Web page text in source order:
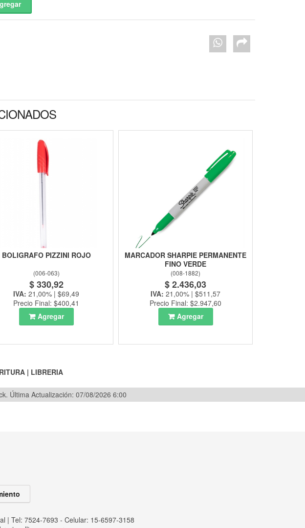
BOLIGRAFO PIZZINI ROJO
(006-063)
$ 330,92
IVA: 21,00% | $69,49
Precio Final: $400,41
Agregar
MARCADOR SHARPIE PERMANENTE
FINO VERDE
(008-1882)
$ 2.436,03
IVA: 21,00% | $511,57
Precio Final: $2.947,60
Agregar
| LIBRERIA
Última Actualización: 07/08/2026 6:00
| Tel: 7524-7693 - Celular: 15-6597-3158